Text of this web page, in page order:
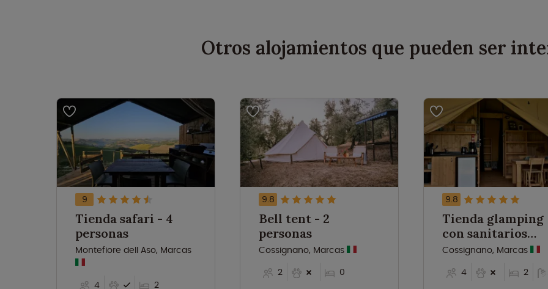
Otros alojamientos que pueden ser
9
Tienda safari - 4
personas
Montefiore dell Aso, Marcas
4 2
9.8
Bell tent - 2
personas
Cossignano, Marcas
2
0
9.8
Tienda glamping
con sanitarios
privados - 4
Cossignano, Marcas
4
2